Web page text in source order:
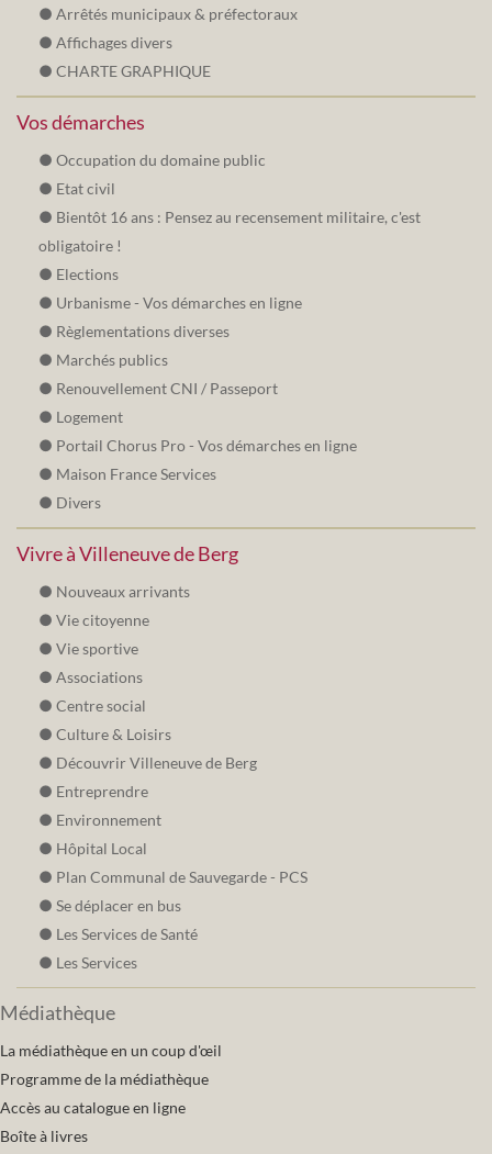
Arrêtés municipaux & préfectoraux
Affichages divers
CHARTE GRAPHIQUE
Vos démarches
Occupation du domaine public
Etat civil
Bientôt 16 ans : Pensez au recensement militaire, c'est
obligatoire !
Elections
Urbanisme - Vos démarches en ligne
Règlementations diverses
Marchés publics
Renouvellement CNI / Passeport
Logement
Portail Chorus Pro - Vos démarches en ligne
Maison France Services
Divers
Vivre à Villeneuve de Berg
Nouveaux arrivants
Vie citoyenne
Vie sportive
Associations
Centre social
Culture & Loisirs
Découvrir Villeneuve de Berg
Entreprendre
Environnement
Hôpital Local
Plan Communal de Sauvegarde - PCS
Se déplacer en bus
Les Services de Santé
Les Services
Médiathèque
La médiathèque en un coup d'œil
Programme de la médiathèque
Accès au catalogue en ligne
Boîte à livres